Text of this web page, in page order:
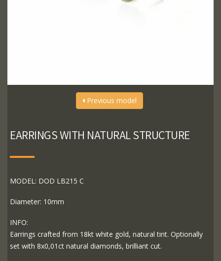
Previous model
EARRINGS WITH NATURAL STRUCTURE
MODEL: DOD LB215 C
Diameter: 10mm
INFO:
Earrings crafted from 18kt white gold, natural tint. Optionally
set with 8x0,01ct natural diamonds, brilliant cut.